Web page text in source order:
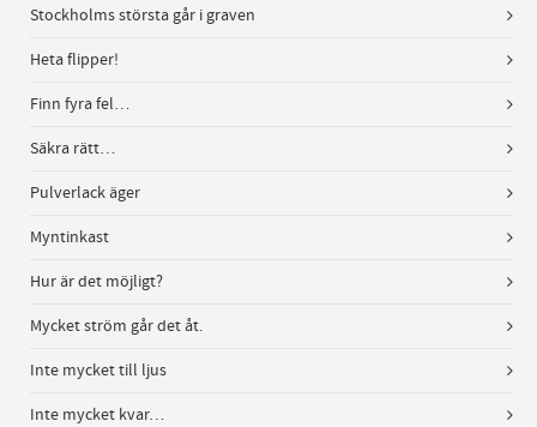
Stockholms största går i graven
Heta flipper!
Finn fyra fel…
Säkra rätt…
Pulverlack äger
Myntinkast
Hur är det möjligt?
Mycket ström går det åt.
Inte mycket till ljus
Inte mycket kvar…